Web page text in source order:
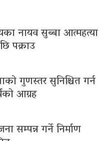
नायव सुब्बा आत्महत्या
पक्राउ
गुणस्तर सुनिश्चित गर्न
आग्रह
सम्पन्न गर्ने निर्माण